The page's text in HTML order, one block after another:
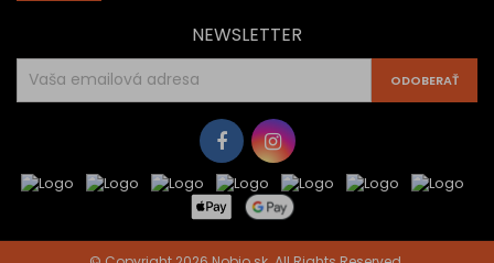
NEWSLETTER